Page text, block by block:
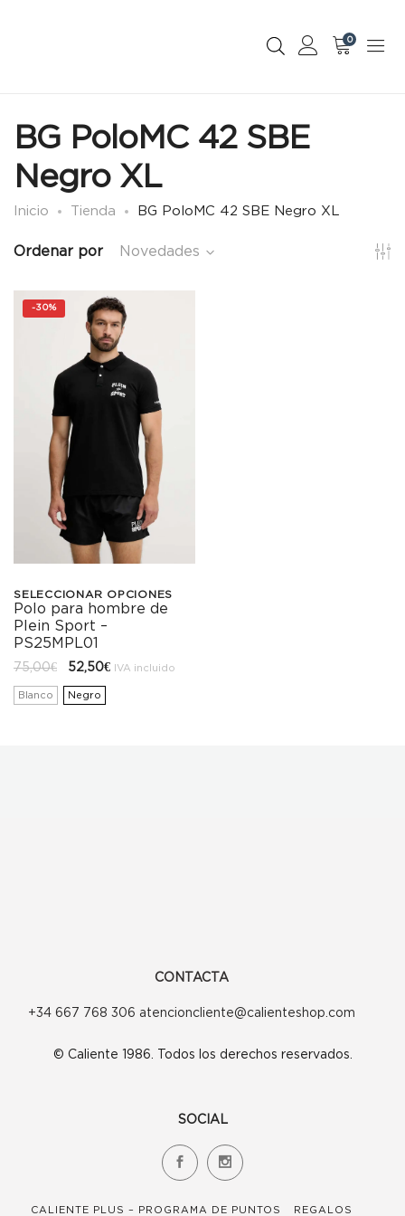
0
BG PoloMC 42 SBE
Negro XL
Inicio Tienda BG PoloMC 42 SBE Negro XL
Ordenar por Novedades
-30%
SELECCIONAR OPCIONES
Este
producto
tiene
múltiples
de
Polo para hombre de
Plein Sport –
PS25MPL01
75,00€
El
precio
original
era:
52,50€ElIVA incluido
Blanco Negro
CONTACTA
+34 667 768 306 atencioncliente@calienteshop.com
© Caliente 1986. Todos los derechos reservados.
SOCIAL
CALIENTE PLUS – PROGRAMA DE PUNTOS REGALOS